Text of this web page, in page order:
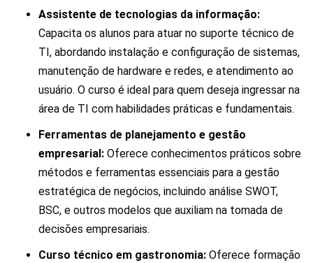
Assistente de tecnologias da informação:
Capacita os alunos para atuar no suporte técnico de
TI, abordando instalação e configuração de sistemas,
manutenção de hardware e redes, e atendimento ao
usuário. O curso é ideal para quem deseja ingressar na
área de TI com habilidades práticas e fundamentais.
Ferramentas de planejamento e gestão
empresarial: Oferece conhecimentos práticos sobre
métodos e ferramentas essenciais para a gestão
estratégica de negócios, incluindo análise SWOT,
BSC, e outros modelos que auxiliam na tomada de
decisões empresariais.
Curso técnico em gastronomia: Oferece formação